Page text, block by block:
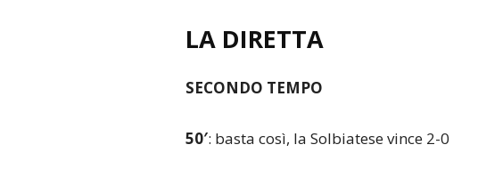
LA DIRETTA
SECONDO TEMPO
50′: basta così, la Solbiatese vince 2-0